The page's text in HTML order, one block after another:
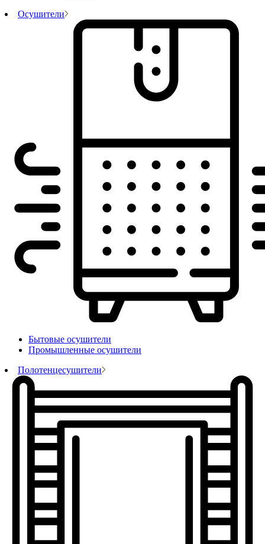
Осушители
Бытовые осушители
Промышленные осушители
Полотенцесушители